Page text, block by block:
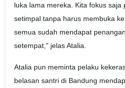
luka lama mereka. Kita fokus
setimpal tanpa harus membuka
semua sudah mendapat
setempat," jelas Atalia.
Atalia pun meminta pelaku
belasan santri di Bandung